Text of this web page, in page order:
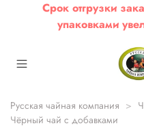
Срок отгрузки
упаковками
Русская чайная компания
Чёрный чай с добавками